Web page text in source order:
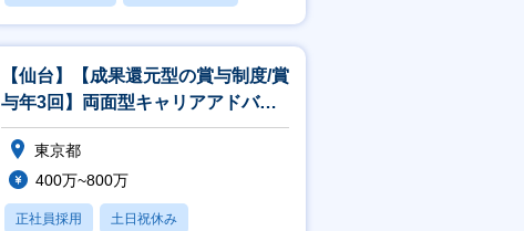
賞与あり
【仙台】【成果還元型の賞与制度/賞
与年3回】両面型キャリアアドバイ
ザー
東京都
400万~800万
正社員採用 土日祝休み